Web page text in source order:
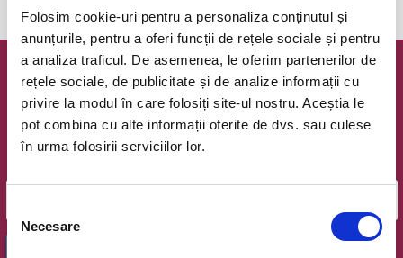
Folosim cookie-uri pentru a personaliza conținutul și
anunțurile, pentru a oferi funcții de rețele sociale și pentru
a analiza traficul. De asemenea, le oferim partenerilor de
rețele sociale, de publicitate și de analize informații cu
privire la modul în care folosiți site-ul nostru. Aceștia le
pot combina cu alte informații oferite de dvs. sau culese
în urma folosirii serviciilor lor.
consimțământului
Necesare
Newsletter @ Bilete.ro
Oferte exclusive si o editie saptamanala cu cele mai noi
evenimente.